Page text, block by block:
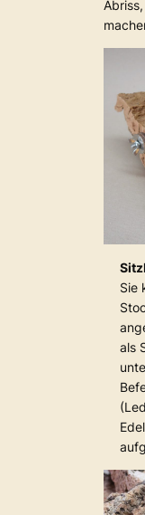
Sie
als